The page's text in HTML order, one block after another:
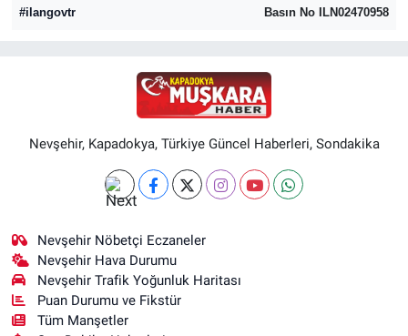
#ilangovtr
Basın No ILN02470958
Nevşehir, Kapadokya, Türkiye Güncel Haberleri, Sondakika
Nevşehir Nöbetçi Eczaneler
Nevşehir Hava Durumu
Nevşehir Trafik Yoğunluk Haritası
Puan Durumu ve Fikstür
Tüm Manşetler